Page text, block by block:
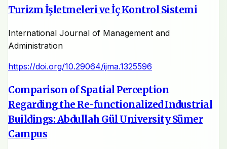
Turizm İşletmeleri ve İç Kontrol Sistemi
International Journal of Management and
Administration
https://doi.org/10.29064/ijma.1325596
Comparison of Spatial Perception
Regarding the Re-functionalized Industrial
Buildings: Abdullah Gül University Sümer
Campus